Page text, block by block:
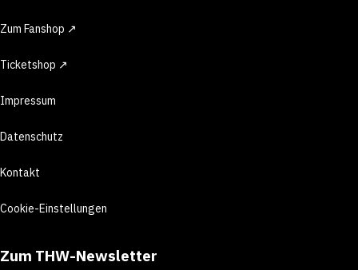
Zum Fanshop ↗
Ticketshop ↗
Impressum
Datenschutz
Kontakt
Cookie-Einstellungen
Zum THW-Newsletter